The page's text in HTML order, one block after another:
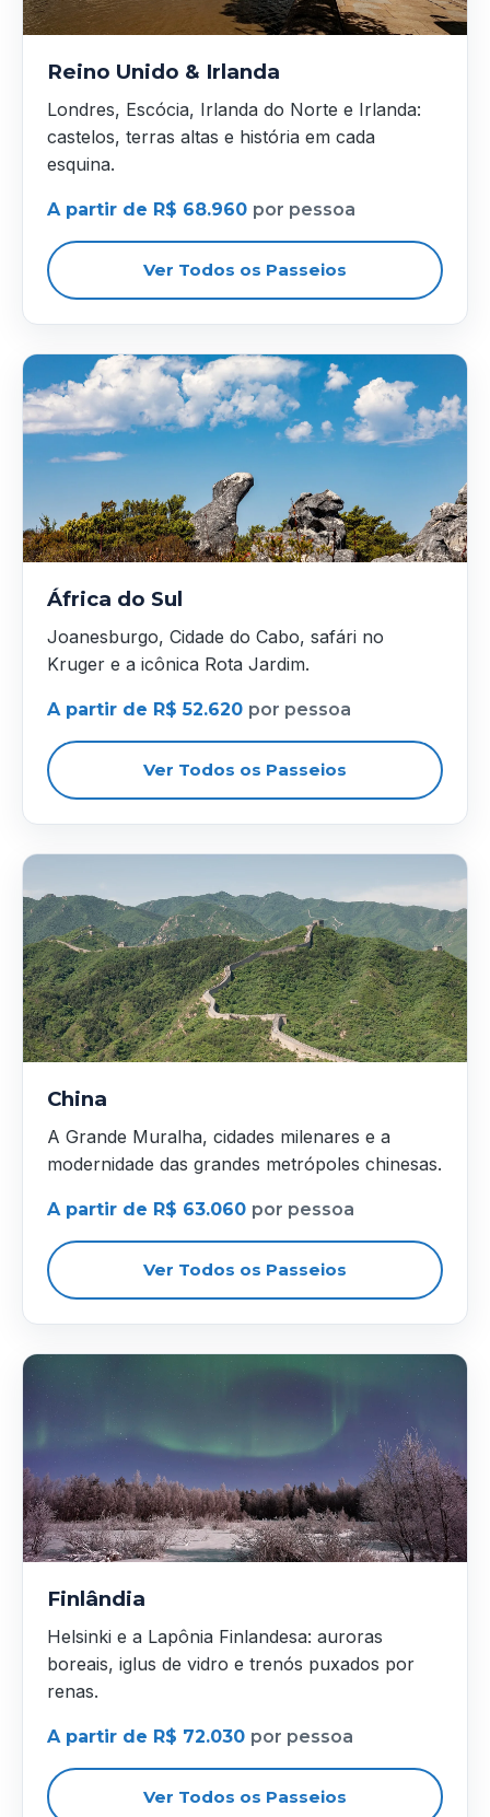
Reino Unido & Irlanda
Londres, Escócia, Irlanda do Norte e Irlanda:
castelos, terras altas e história em cada
esquina.
A partir de R$ 68.960 por pessoa
Ver Todos os Passeios
África do Sul
Joanesburgo, Cidade do Cabo, safári no
Kruger e a icônica Rota Jardim.
A partir de R$ 52.620 por pessoa
Ver Todos os Passeios
China
A Grande Muralha, cidades milenares e a
modernidade das grandes metrópoles chinesas.
A partir de R$ 63.060 por pessoa
Ver Todos os Passeios
Finlândia
Helsinki e a Lapônia Finlandesa: auroras
boreais, iglus de vidro e trenós puxados por
renas.
A partir de R$ 72.030 por pessoa
Ver Todos os Passeios